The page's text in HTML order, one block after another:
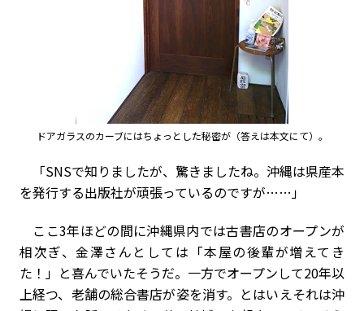
ドアガラスのカーブにはちょっとした秘密が（答えは本文にて）。
「SNSで知りましたが、驚きましたね。沖縄は県産本
を発行する出版社が頑張っているのですが……」
ここ3年ほどの間に沖縄県内では古書店のオープンが
相次ぎ、金澤さんとしては「本屋の後輩が増えてき
た！」と喜んでいたそうだ。一方でオープンして20年以
上経つ、老舗の総合書店が姿を消す。とはいえそれは沖